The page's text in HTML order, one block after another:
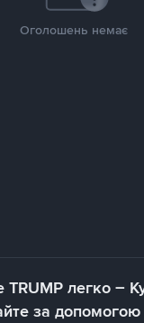
Оголошень немає
TRUMP легко –
за